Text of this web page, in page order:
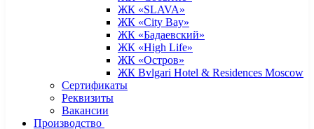
ЖК «SLAVA»
ЖК «City Bay»
ЖК «Бадаевский»
ЖК «High Life»
ЖК «Остров»
ЖК Bvlgari Hotel & Residences Moscow
Сертификаты
Реквизиты
Вакансии
Производство